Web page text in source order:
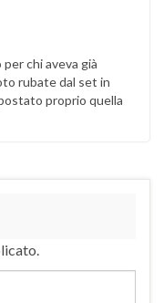
chi aveva già
rubate dal set in
proprio quella